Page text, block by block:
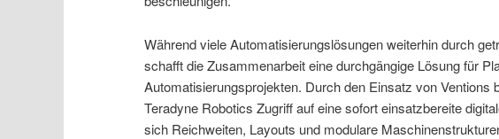
Während viele Automatisierungslösungen weiterhin durch
schafft die Zusammenarbeit eine durchgängige Lösung für
Automatisierungsprojekten. Durch den Einsatz von Ventions
Teradyne Robotics Zugriff auf eine sofort einsatzbereite
sich Reichweiten, Layouts und modulare